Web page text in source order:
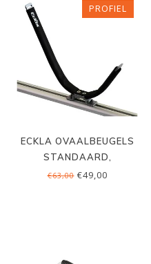
PROFIEL
ECKLA OVAALBEUGELS
STANDAARD,
PROFIELMONTAGE
€63,00€49,00